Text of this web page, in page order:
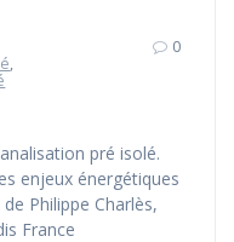
,
0
pré isolé.
enjeux énergétiques
Philippe Charlès,
France